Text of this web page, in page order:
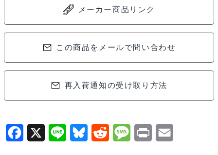
ビ
ル
（5
53767
個
メーカー商品リンク
この商品をメールで問い合わせ
再入荷通知の受け取り方法
X B R M P